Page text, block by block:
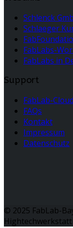
Schlenck
Schlaeger
FabLabs-
FabLabs in
Support
FabLab-Cloud
FAQs
Kontakt
Impressum
Datenschutz
© 2025 FabLab-